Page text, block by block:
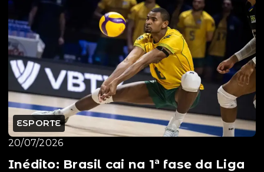
ESPORTE
20/07/2026
Inédito: Brasil cai na 1ª fase da Liga